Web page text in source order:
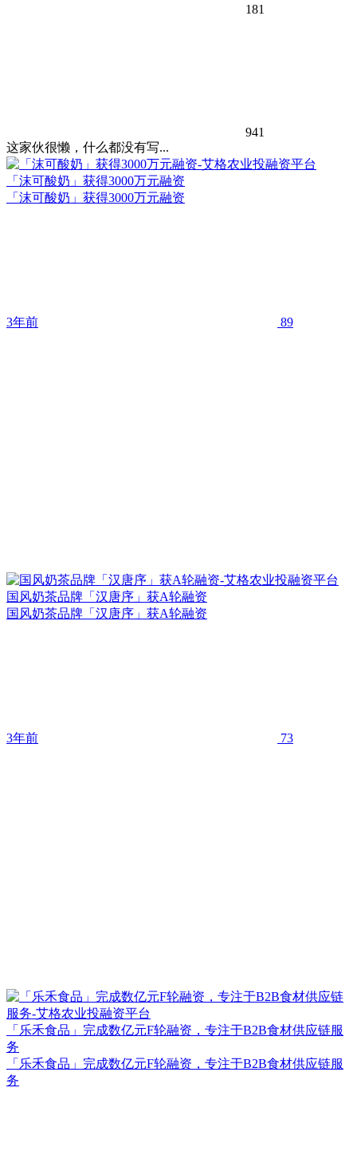
181
941
这家伙很懒，什么都没有写...
「沫可酸奶」获得3000万元融资
「沫可酸奶」获得3000万元融资
3年前 89
国风奶茶品牌「汉唐序」获A轮融资
国风奶茶品牌「汉唐序」获A轮融资
3年前 73
「乐禾食品」完成数亿元F轮融资，专注于B2B食材供应链服
务
「乐禾食品」完成数亿元F轮融资，专注于B2B食材供应链服
务